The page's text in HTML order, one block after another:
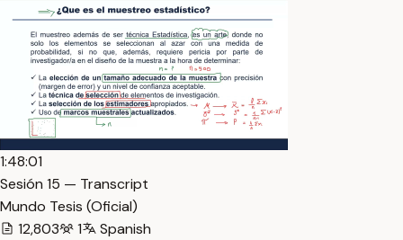
1:48:01
Sesión 15 — Transcript
Mundo Tesis (Oficial)
12,803
1 Spanish